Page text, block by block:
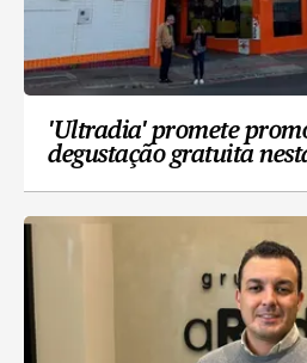
'Ultradia' promete
degustação gratuita